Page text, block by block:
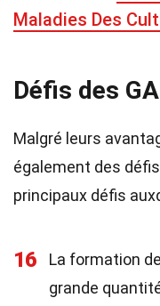
Maladies Des
Défis des
Malgré leurs
également des
principaux défis
16
La formation
grande